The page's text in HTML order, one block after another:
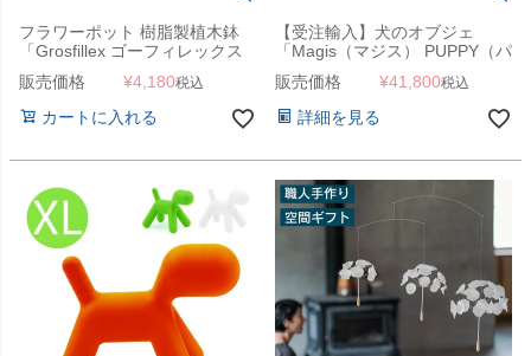
フラワーポット 樹脂製植木鉢
「Grosfillex ゴーフィレックス
TOKYO プランター Solo 直径
36cm （約12号）」
販売価格 ¥4,180税込
カートに入れる
【受注輸入】犬のオブジェ
「Magis（マジス） PUPPY（パ
ピー） Lサイズ MT54」【キャ
ンセル不可】
販売価格 ¥41,800税込
詳細を見る